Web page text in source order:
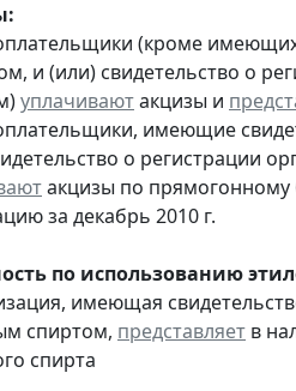
(кроме
и (или) свидетельство о
уплачиваютакцизы и
имеющие
о регистрации
акцизы по прямогонному
за декабрь 2010 г.
по использованию
имеющая
спиртом, представляет в
спирта